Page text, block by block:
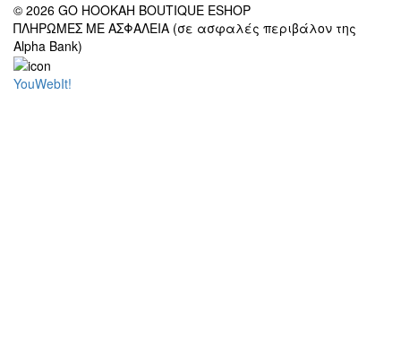
© 2026 GO HOOKAH BOUTIQUE ESHOP
ΠΛΗΡΩΜΕΣ ΜΕ ΑΣΦΑΛΕΙΑ (σε ασφαλές περιβάλον της
Alpha Bank)
YouWebIt!